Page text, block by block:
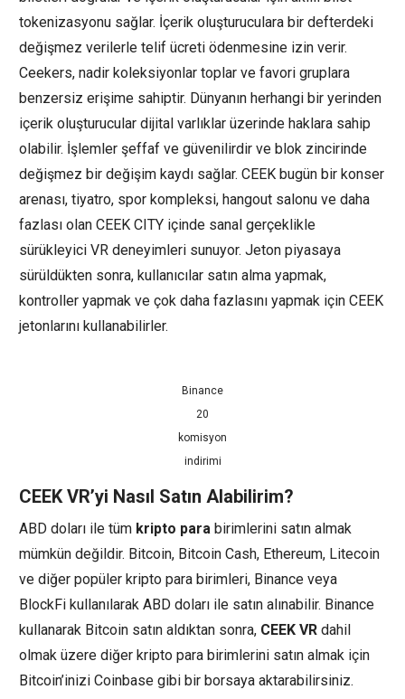
tokenizasyonu sağlar. İçerik oluşturuculara bir defterdeki
değişmez verilerle telif ücreti ödenmesine izin verir.
Ceekers, nadir koleksiyonlar toplar ve favori gruplara
benzersiz erişime sahiptir. Dünyanın herhangi bir yerinden
içerik oluşturucular dijital varlıklar üzerinde haklara sahip
olabilir. İşlemler şeffaf ve güvenilirdir ve blok zincirinde
değişmez bir değişim kaydı sağlar. CEEK bugün bir konser
arenası, tiyatro, spor kompleksi, hangout salonu ve daha
fazlası olan CEEK CITY içinde sanal gerçeklikle
sürükleyici VR deneyimleri sunuyor. Jeton piyasaya
sürüldükten sonra, kullanıcılar satın alma yapmak,
kontroller yapmak ve çok daha fazlasını yapmak için CEEK
jetonlarını kullanabilirler.
Binance
20
komisyon
indirimi
CEEK VR’yi Nasıl Satın Alabilirim?
ABD doları ile tüm kripto para birimlerini satın almak
mümkün değildir. Bitcoin, Bitcoin Cash, Ethereum, Litecoin
ve diğer popüler kripto para birimleri, Binance veya
BlockFi kullanılarak ABD doları ile satın alınabilir. Binance
kullanarak Bitcoin satın aldıktan sonra, CEEK VR dahil
olmak üzere diğer kripto para birimlerini satın almak için
Bitcoin’inizi Coinbase gibi bir borsaya aktarabilirsiniz.